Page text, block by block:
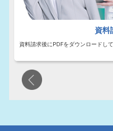
資料
資料請求後にPDFをダウンロードし